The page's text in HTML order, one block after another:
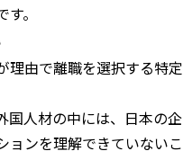
す。
理由で離職を選択する特定
国人材の中には、日本の企
ョンを理解できていないこ